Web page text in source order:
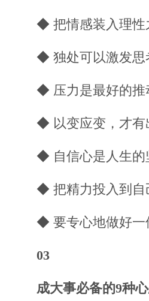
◆ 把情感装入理性
◆ 独处可以激发思
◆ 压力是最好的推
◆ 以变应变，才有
◆ 自信心是人生的
◆ 把精力投入到自
◆ 要专心地做好一
03
成大事必备的9种